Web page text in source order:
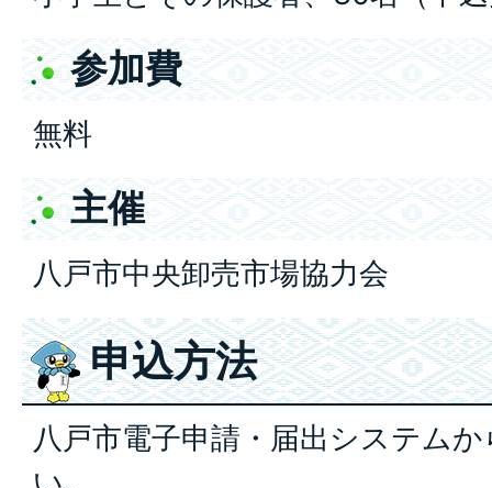
参加費
無料
主催
八戸市中央卸売市場協力会
申込方法
八戸市電子申請・届出システム